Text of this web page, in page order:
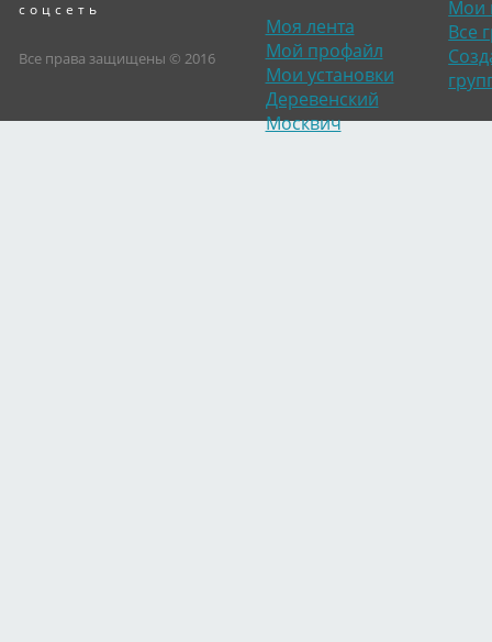
соцсеть
Все права защищены © 2016
Моя лента
Мой профайл
Мои установки
Деревенский
Москвич
Мои
Все